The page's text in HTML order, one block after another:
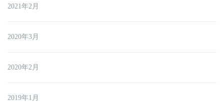
2021年2月
2020年3月
2020年2月
2019年1月